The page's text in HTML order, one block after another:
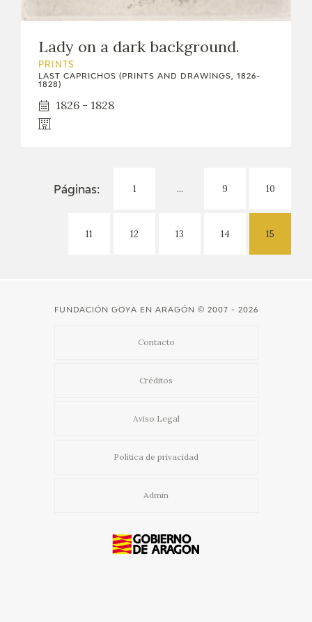
Lady on a dark background.
PRINTS
LAST CAPRICHOS (PRINTS AND DRAWINGS, 1826-
1828)
1826 - 1828
Páginas: 1 ... 9 10
11 12 13 14 15
FUNDACIÓN GOYA EN ARAGÓN © 2007 - 2026
Contacto
Créditos
Aviso Legal
Política de privacidad
Admin